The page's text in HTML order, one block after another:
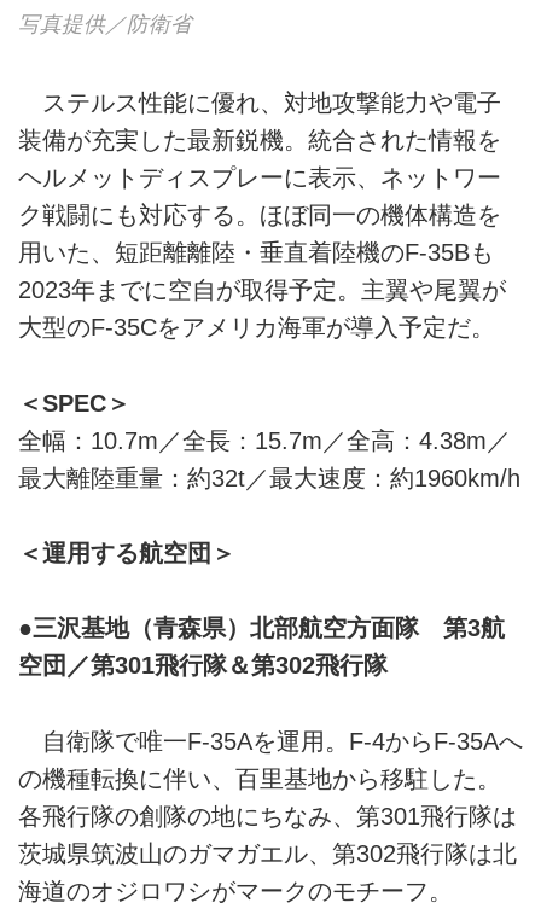
写真提供／防衛省
ステルス性能に優れ、対地攻撃能力や電子
装備が充実した最新鋭機。統合された情報を
ヘルメットディスプレーに表示、ネットワー
ク戦闘にも対応する。ほぼ同一の機体構造を
用いた、短距離離陸・垂直着陸機のF-35Bも
2023年までに空自が取得予定。主翼や尾翼が
大型のF-35Cをアメリカ海軍が導入予定だ。
＜SPEC＞
全幅：10.7m／全長：15.7m／全高：4.38m／
最大離陸重量：約32t／最大速度：約1960km/h
＜運用する航空団＞
●三沢基地（青森県）北部航空方面隊 第3航
空団／第301飛行隊＆第302飛行隊
自衛隊で唯一F-35Aを運用。F-4からF-35Aへ
の機種転換に伴い、百里基地から移駐した。
各飛行隊の創隊の地にちなみ、第301飛行隊は
茨城県筑波山のガマガエル、第302飛行隊は北
海道のオジロワシがマークのモチーフ。